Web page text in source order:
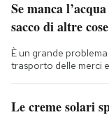
Se manca
sacco di altre cose
È un grande
trasporto delle merci
Le creme solari